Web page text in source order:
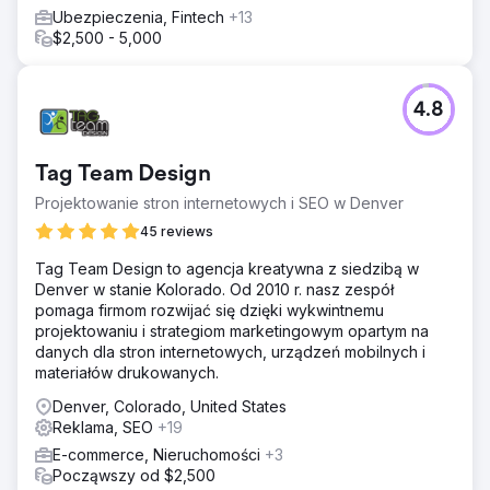
Ubezpieczenia, Fintech +13
$2,500 - 5,000
Tag Team Design
Projektowanie stron internetowych i SEO w Denver
45 reviews
4.8
Tag Team Design to agencja kreatywna z siedzibą w
Denver w stanie Kolorado. Od 2010 r. nasz zespół
pomaga firmom rozwijać się dzięki wykwintnemu
projektowaniu i strategiom marketingowym opartym na
danych dla stron internetowych, urządzeń mobilnych i
materiałów drukowanych.
Denver, Colorado, United States
Reklama, SEO +19
E-commerce, Nieruchomości +3
Począwszy od $2,500